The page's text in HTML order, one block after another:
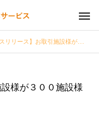
ース】お取引施設様が３００施設様になりました。
様が３００施設様